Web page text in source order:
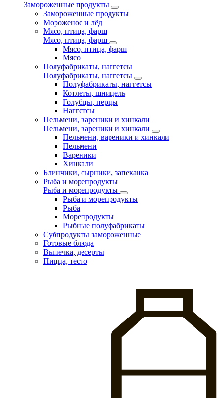
Замороженные продукты
Замороженные продукты
Мороженое и лёд
Мясо, птица, фарш
Мясо, птица, фарш
Мясо, птица, фарш
Мясо
Полуфабрикаты, наггетсы
Полуфабрикаты, наггетсы
Полуфабрикаты, наггетсы
Котлеты, шницель
Голубцы, перцы
Наггетсы
Пельмени, вареники и хинкали
Пельмени, вареники и хинкали
Пельмени, вареники и хинкали
Пельмени
Вареники
Хинкали
Блинчики, сырники, запеканка
Рыба и морепродукты
Рыба и морепродукты
Рыба и морепродукты
Рыба
Морепродукты
Рыбные полуфабрикаты
Субпродукты замороженные
Готовые блюда
Выпечка, десерты
Пицца, тесто